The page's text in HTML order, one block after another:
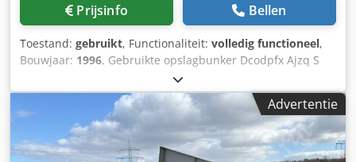
Prijsinfo Bellen
Toestand: gebruikt, Functionaliteit: volledig functioneel,
Bouwjaar: 1996, Gebruikte opslagbunker Dcodpfx Ajzq S
Avoh Rok -Afvoersysteem -Transportband
Advertentie